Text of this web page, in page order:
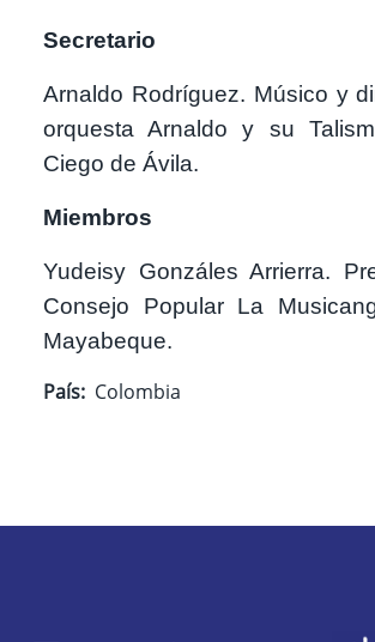
Secretario
Arnaldo Rodríguez. Músico y
orquesta Arnaldo y su
Ciego de Ávila.
Miembros
Yudeisy Gonzáles Arrierra.
Consejo Popular La
Mayabeque.
País Colombia